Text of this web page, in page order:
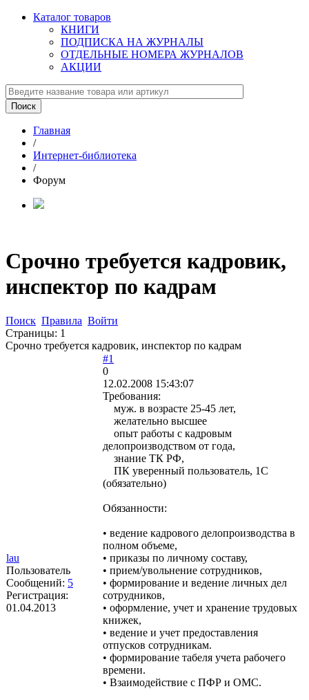
Каталог товаров
КНИГИ
ПОДПИСКА НА ЖУРНАЛЫ
ОТДЕЛЬНЫЕ НОМЕРА ЖУРНАЛОВ
АКЦИИ
Главная
/
Интернет-библиотека
/
Форум
Срочно требуется кадровик,
инспектор по кадрам
Поиск Правила Войти
Страницы: 1
Срочно требуется кадровик, инспектор по кадрам
lau
Пользователь
Сообщений: 5
Регистрация:
01.04.2013
#1
0
12.02.2008 15:43:07
Требования:
муж. в возрасте 25-45 лет,
желательно высшее
опыт работы с кадровым
делопроизводством от года,
знание ТК РФ,
ПК уверенный пользователь, 1С
(обязательно)
Обязанности:
• ведение кадрового делопроизводства в
полном объеме,
• приказы по личному составу,
• прием/увольнение сотрудников,
• формирование и ведение личных дел
сотрудников,
• оформление, учет и хранение трудовых
книжек,
• ведение и учет предоставления
отпусков сотрудникам.
• формирование табеля учета рабочего
времени.
• Взаимодействие с ПФР и ОМС.